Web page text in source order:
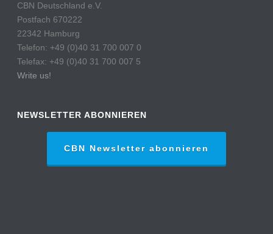
CBN Deutschland e.V.
Postfach 670222
22342 Hamburg
Telefon: +49 (0)40 31 700 007 0
Telefax: +49 (0)40 31 700 007 5
Write us!
NEWSLETTER ABONNIEREN
CBN Newsletter abonnieren